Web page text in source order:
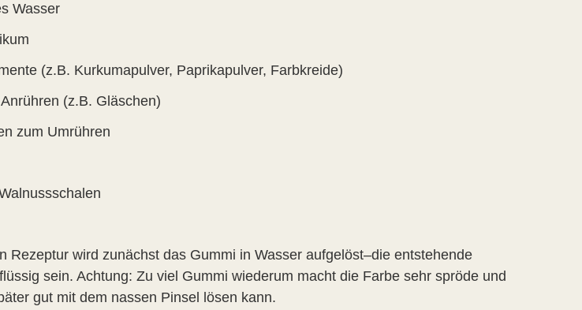
Wasser
(z.B. Kurkumapulver, Paprikapulver, Farbkreide)
(z.B. Gläschen)
zum Umrühren
Rezeptur wird zunächst das Gummi in Wasser aufgelöst–die entstehende
sein. Achtung: Zu viel Gummi wiederum macht die Farbe sehr spröde und
gut mit dem nassen Pinsel lösen kann.